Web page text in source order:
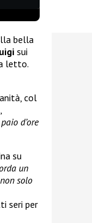
bella
sui
letto.
col
d’ore
su
un
solo
seri per